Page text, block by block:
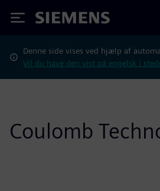
Siemens
Denne side vises ved hjælp af
Vil du have den vist på engelsk i
Coulomb